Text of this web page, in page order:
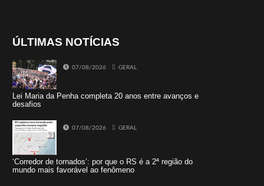
ÚLTIMAS NOTÍCIAS
07/08/2026 GERAL
Lei Maria da Penha completa 20 anos entre avanços e
desafios
07/08/2026 GERAL
‘Corredor de tornados’: por que o RS é a 2ª região do
mundo mais favorável ao fenômeno